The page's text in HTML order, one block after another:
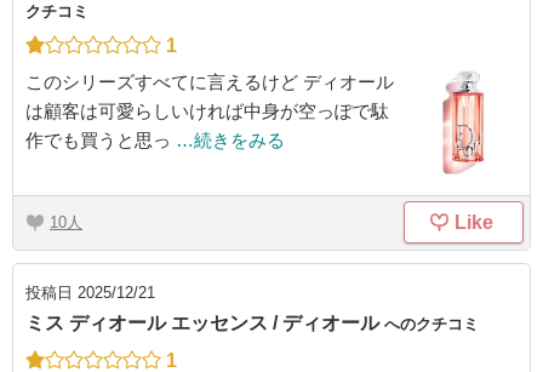
クチコミ
1
このシリーズすべてに言えるけど ディオール
は顧客は可愛らしいければ中身が空っぽで駄
作でも買うと思っ …続きをみる
10 Like
投稿日 2025/12/21
ミス ディオール エッセンス / ディオール へのクチコミ
1